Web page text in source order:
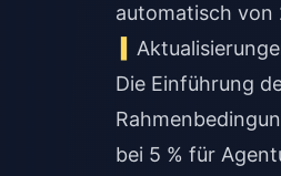
automatisch von
Die Einführung
bei 5 % für